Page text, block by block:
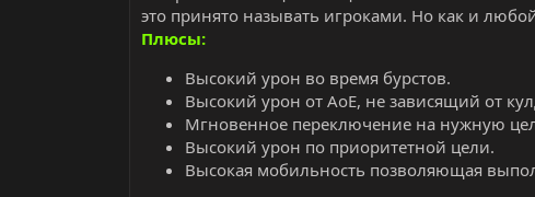
это принято называть игроками. Но как и
Плюсы:
Высокий урон во время бурстов.
Высокий урон от АоЕ, не зависящий от
Мгновенное переключение на нужную
Высокий урон по приоритетной цели.
Высокая мобильность позволяющая